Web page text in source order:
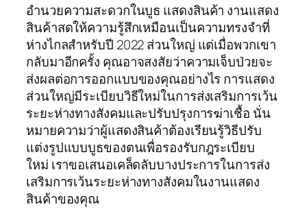
อำนวยความสะดวกในบูธ แสดงสินค้า งานแสดง
สินค้าสดให้ความรู้สึกเหมือนเป็นความทรงจำที่
ห่างไกลสำหรับปี 2022 ส่วนใหญ่ แต่เมื่อพวกเขา
กลับมาอีกครั้ง คุณอาจสงสัยว่าความเจ็บป่วยจะ
ส่งผลต่อการออกแบบของคุณอย่างไร การแสดง
ส่วนใหญ่มีระเบียบวิธีใหม่ในการส่งเสริมการเว้น
ระยะห่างทางสังคมและปรับปรุงการฆ่าเชื้อ นั่น
หมายความว่าผู้แสดงสินค้าต้องเรียนรู้วิธีปรับ
แต่งรูปแบบบูธของตนเพื่อรองรับกฎระเบียบ
ใหม่ เราขอเสนอเคล็ดลับบางประการในการส่ง
เสริมการเว้นระยะห่างทางสังคมในงานแสดง
สินค้าของคุณ